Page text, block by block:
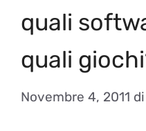
quali
quali
Novembre 4, 2011 di